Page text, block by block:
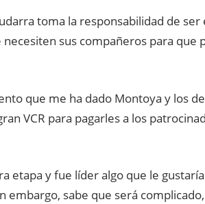
toma la responsabilidad de ser
sus compañeros para que
que me ha dado Montoya y los
VCR para pagarles a los
etapa y fue líder algo que le gustaría
embargo, sabe que será complicado,